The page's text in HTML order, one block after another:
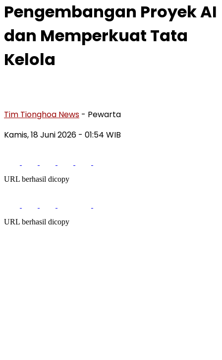
Pengembangan Proyek AI
dan Memperkuat Tata
Kelola
Tim Tionghoa News - Pewarta
Kamis, 18 Juni 2026 - 01:54 WIB
URL berhasil dicopy
URL berhasil dicopy